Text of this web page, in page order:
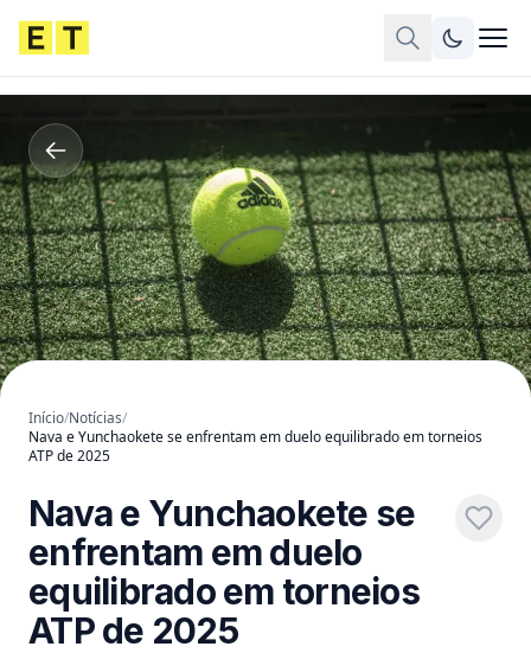
Início/Notícias/
Nava e Yunchaokete se enfrentam em duelo equilibrado em torneios
ATP de 2025
Nava e Yunchaokete se
enfrentam em duelo
equilibrado em torneios
ATP de 2025